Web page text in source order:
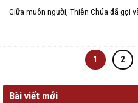
Giữa muôn người, Thiên Chúa đã gọi
...
1 2
Bài viết mới